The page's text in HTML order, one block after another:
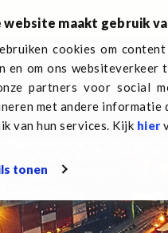
website maakt gebruik
cookies om
en om ons
partners voor social
met andere informatie
van hun services. Kijk hier
tonen
palletsOver Q-